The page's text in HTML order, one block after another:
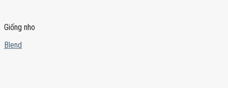
Giống nho
Blend